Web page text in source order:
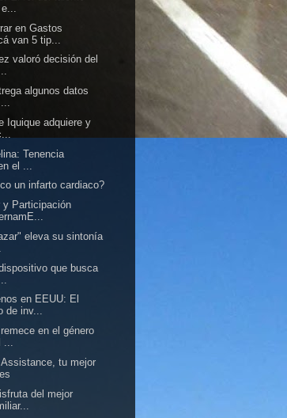
en Gastos
van 5 tip...
valoró decisión del
algunos datos
Iquique adquiere y
Tenencia
el ...
un infarto cardiaco?
y Participación
eleva su sintonía
que busca
en EEUU: El
de inv...
en el género
...
tu mejor
del mejor